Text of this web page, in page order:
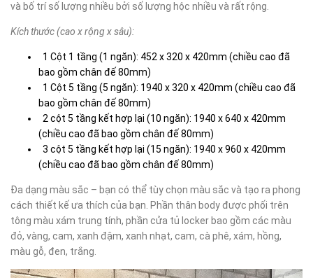
và bố trí số lượng nhiều bởi số lượng hộc nhiều và rất rộng.
Kích thước(cao x rộng x sâu):
1 Cột 1 tầng (1 ngăn): 452 x 320 x 420mm (chiều cao đã
bao gồm chân đế 80mm)
1 Cột 5 tầng (5 ngăn): 1940 x 320 x 420mm (chiều cao đã
bao gồm chân đế 80mm)
2 cột 5 tầng kết hợp lại (10 ngăn): 1940 x 640 x 420mm
(chiều cao đã bao gồm chân đế 80mm)
3 cột 5 tầng kết hợp lại (15 ngăn): 1940 x 960 x 420mm
(chiều cao đã bao gồm chân đế 80mm)
Đa dạng màu sắc – bạn có thể tùy chọn màu sắc và tạo ra phong
cách thiết kế ưa thích của bạn. Phần thân body được phối trên
tông màu xám trung tính, phần cửa tủ locker bao gồm các màu
đỏ, vàng, cam, xanh đậm, xanh nhạt, cam, cà phê, xám, hồng,
màu gỗ, đen, trắng.